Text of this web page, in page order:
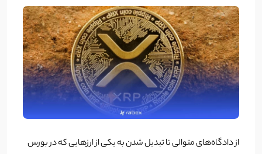
از دادگاه‌های متوالی تا تبدیل شدن به یکی از ارزهایی که در بورس